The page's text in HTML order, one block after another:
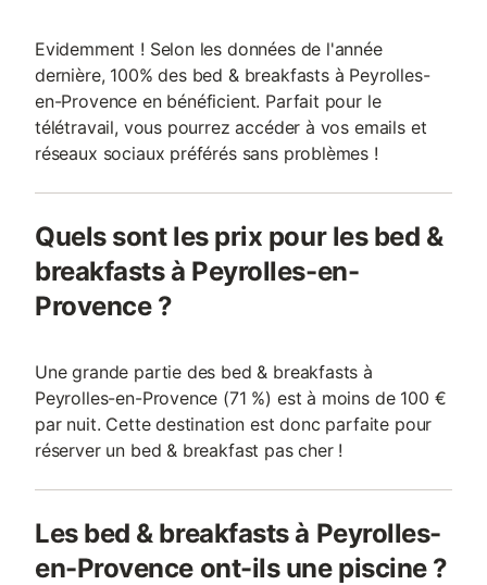
Evidemment ! Selon les données de l'année
dernière, 100% des bed & breakfasts à Peyrolles-
en-Provence en bénéficient. Parfait pour le
télétravail, vous pourrez accéder à vos emails et
réseaux sociaux préférés sans problèmes !
Quels sont les prix pour les bed &
breakfasts à Peyrolles-en-
Provence ?
Une grande partie des bed & breakfasts à
Peyrolles-en-Provence (71 %) est à moins de 100 €
par nuit. Cette destination est donc parfaite pour
réserver un bed & breakfast pas cher !
Les bed & breakfasts à Peyrolles-
en-Provence ont-ils une piscine ?